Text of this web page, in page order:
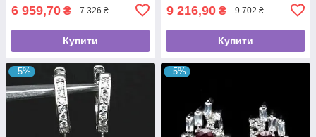
6 959,70 ₴ 7 326 ₴
Купити
9 216,90 ₴ 9 702 ₴
Купити
–5% –5%